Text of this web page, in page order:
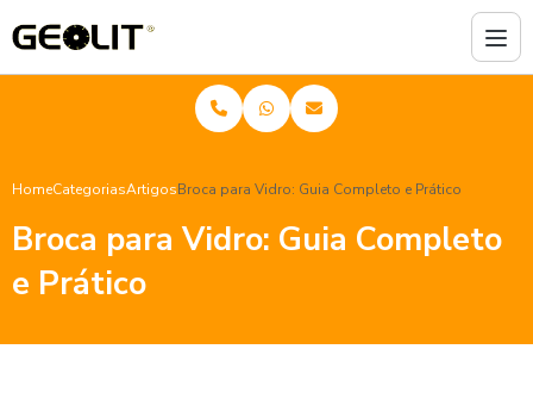
HomeCategoriasArtigosBroca para Vidro: Guia Completo e Prático
Broca para Vidro: Guia Completo
e Prático